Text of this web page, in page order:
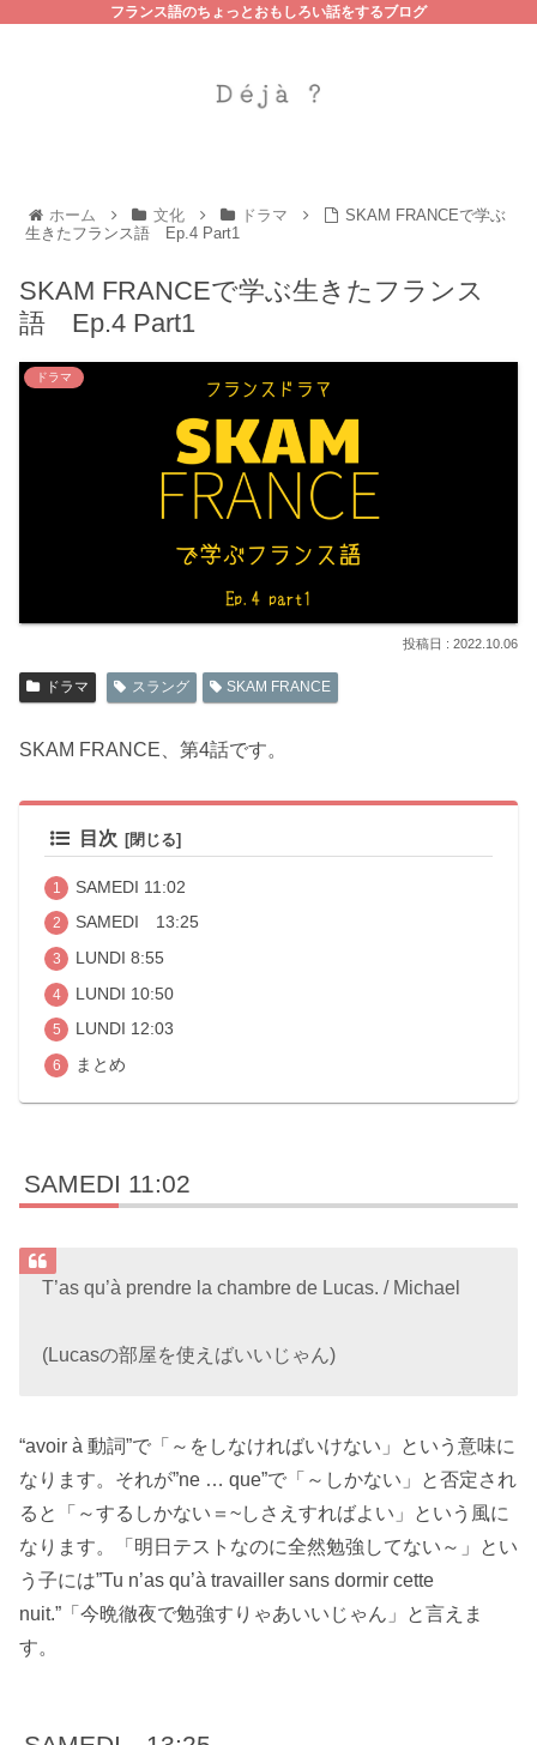
フランス語のちょっとおもしろい話をするブログ
ホーム 文化 ドラマ
SKAM FRANCEで学ぶ
生きたフランス語 Ep.4 Part1
SKAM FRANCEで学ぶ生きたフランス
語 Ep.4 Part1
ドラマ
2022.10.06
ドラマ スラング SKAM FRANCE
SKAM FRANCE、第4話です。
目次
SAMEDI 11:02
SAMEDI 13:25
LUNDI 8:55
LUNDI 10:50
LUNDI 12:03
まとめ
SAMEDI 11:02
T’as qu’à prendre la chambre de Lucas. / Michael
(Lucasの部屋を使えばいいじゃん)
“avoir à 動詞”で「～をしなければいけない」という意味に
なります。それが”ne … que”で「～しかない」と否定され
ると「～するしかない＝~しさえすればよい」という風に
なります。「明日テストなのに全然勉強してない～」とい
う子には”Tu n’as qu’à travailler sans dormir cette
nuit.”「今晩徹夜で勉強すりゃあいいじゃん」と言えま
す。